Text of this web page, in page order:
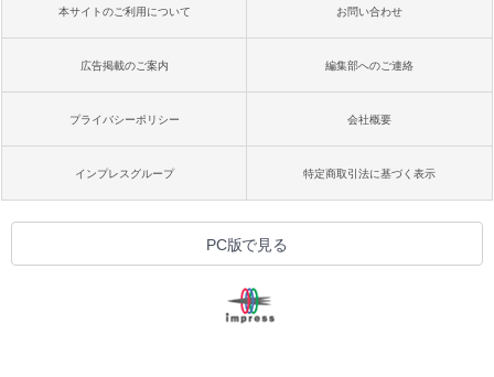
本サイトのご利用について お問い合わせ
広告掲載のご案内 編集部へのご連絡
プライバシーポリシー 会社概要
インプレスグループ 特定商取引法に基づく表示
PC版で見る